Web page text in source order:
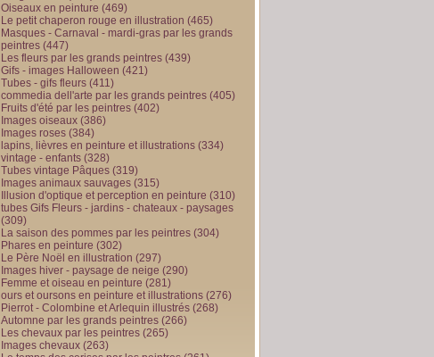
Oiseaux en peinture (469)
Le petit chaperon rouge en illustration (465)
Masques - Carnaval - mardi-gras par les grands
peintres (447)
Les fleurs par les grands peintres (439)
Gifs - images Halloween (421)
Tubes - gifs fleurs (411)
commedia dell'arte par les grands peintres (405)
Fruits d'été par les peintres (402)
Images oiseaux (386)
Images roses (384)
lapins, lièvres en peinture et illustrations (334)
vintage - enfants (328)
Tubes vintage Pâques (319)
Images animaux sauvages (315)
Illusion d'optique et perception en peinture (310)
tubes Gifs Fleurs - jardins - chateaux - paysages
(309)
La saison des pommes par les peintres (304)
Phares en peinture (302)
Le Père Noël en illustration (297)
Images hiver - paysage de neige (290)
Femme et oiseau en peinture (281)
ours et oursons en peinture et illustrations (276)
Pierrot - Colombine et Arlequin illustrés (268)
Automne par les grands peintres (266)
Les chevaux par les peintres (265)
Images chevaux (263)